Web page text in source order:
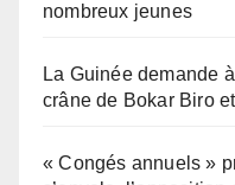
nombreux jeunes
La Guinée demande
crâne de Bokar Biro
« Congés annuels »